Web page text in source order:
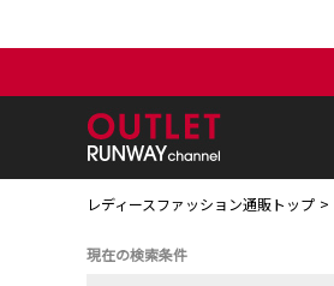
レディースファッション通販トップ
現在の検索条件